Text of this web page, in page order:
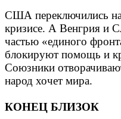
США переключились
кризисе. А Венгрия и
частью «единого
блокируют помощь и
Союзники
народ хочет мира.
КОНЕЦ БЛИЗОК